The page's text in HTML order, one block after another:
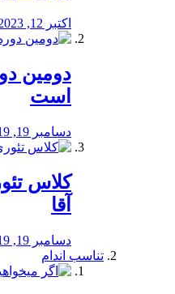
اکتبر 12, 2023
دومین
است
دسامبر 19, 2019
آقا
دسامبر 19, 2019
تناسب اندام